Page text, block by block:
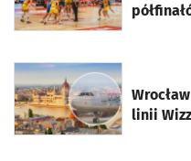
linii
otworzy się w nowej karcie